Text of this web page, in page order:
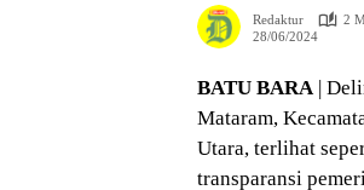
Redaktur
2
28/06/2024
BATU BARA|
Mataram,
Utara, terlihat
transparansi